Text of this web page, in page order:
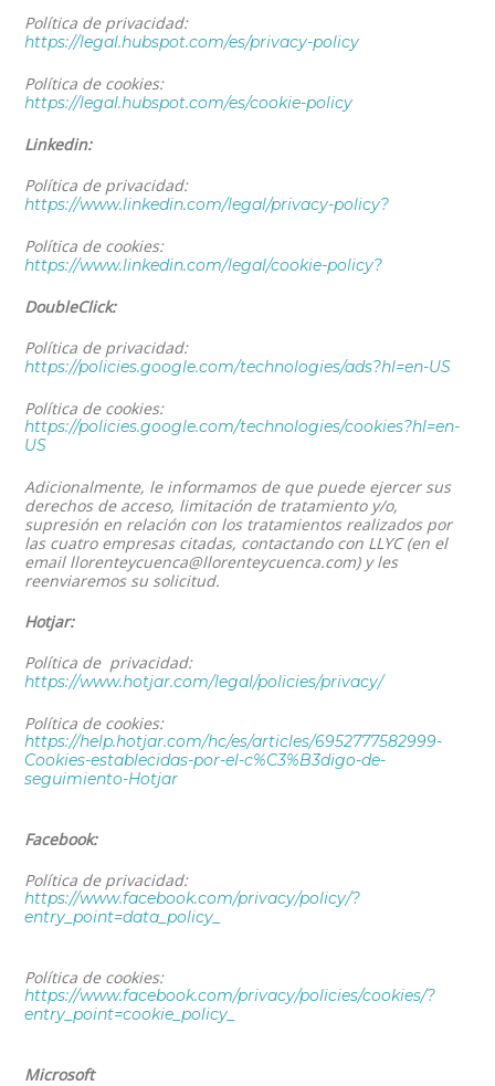
Política de privacidad:
https://legal.hubspot.com/es/privacy-policy
Política de cookies:
https://legal.hubspot.com/es/cookie-policy
Linkedin:
Política de privacidad:
https://www.linkedin.com/legal/privacy-policy?
Política de cookies:
https://www.linkedin.com/legal/cookie-policy?
DoubleClick:
Política de privacidad:
https://policies.google.com/technologies/ads?hl=en-US
Política de cookies:
https://policies.google.com/technologies/cookies?hl=en-
US
Adicionalmente, le informamos de que puede ejercer sus
derechos de acceso, limitación de tratamiento y/o,
supresión en relación con los tratamientos realizados por
las cuatro empresas citadas, contactando con LLYC (en el
email llorenteycuenca@llorenteycuenca.com) y les
reenviaremos su solicitud.
Hotjar:
Política de privacidad:
https://www.hotjar.com/legal/policies/privacy/
Política de cookies:
https://help.hotjar.com/hc/es/articles/6952777582999-
Cookies-establecidas-por-el-c%C3%B3digo-de-
seguimiento-Hotjar
Facebook:
Política de privacidad:
https://www.facebook.com/privacy/policy/?
entry_point=data_policy_
Política de cookies:
https://www.facebook.com/privacy/policies/cookies/?
entry_point=cookie_policy_
Microsoft